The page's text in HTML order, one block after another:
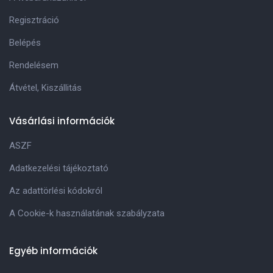
Regisztráció
Belépés
Rendelésem
Átvétel, Kiszállitás
Vásárlási információk
ASZF
Adatkezelési tájékoztató
Az adattörlési kódokról
A Cookie-k használatának szabályzata
Egyéb információk